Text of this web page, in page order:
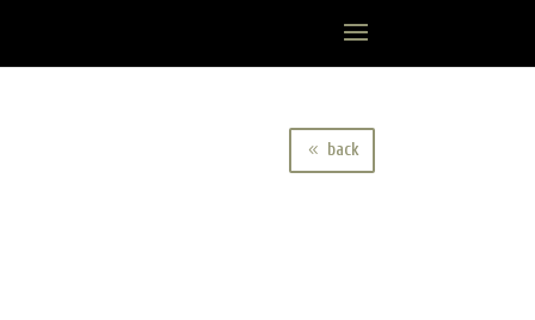
back